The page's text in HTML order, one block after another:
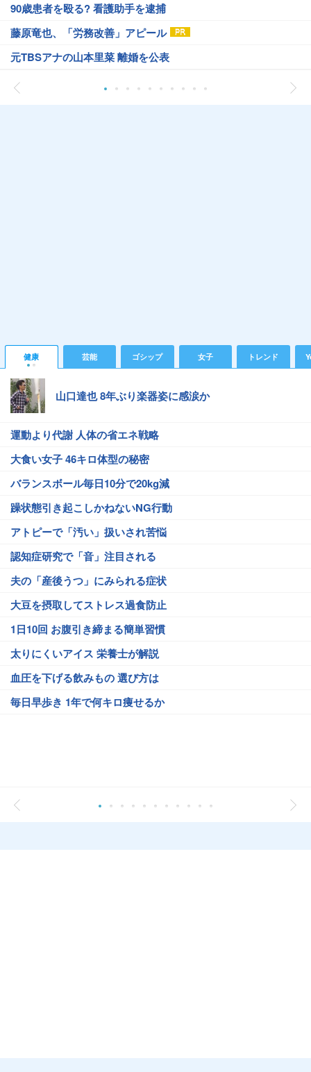
90歳患者を殴る? 看護助手を逮捕
藤原竜也、「労務改善」アピール
元TBSアナの山本里菜 離婚を公表
健康 芸能 ゴシップ 女子 トレンド
山口達也 8年ぶり楽器姿に感涙か
運動より代謝 人体の省エネ戦略
大食い女子 46キロ体型の秘密
バランスボール毎日10分で20kg減
躁状態引き起こしかねないNG行動
アトピーで「汚い」扱いされ苦悩
認知症研究で「音」注目される
夫の「産後うつ」にみられる症状
大豆を摂取してストレス過食防止
1日10回 お腹引き締まる簡単習慣
太りにくいアイス 栄養士が解説
血圧を下げる飲みもの 選び方は
毎日早歩き 1年で何キロ痩せるか